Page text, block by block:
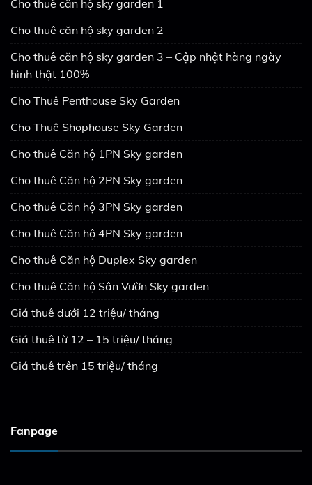
Cho thuê căn hộ sky garden 1
Cho thuê căn hộ sky garden 2
Cho thuê căn hộ sky garden 3 – Cập nhật hàng ngày
hình thật 100%
Cho Thuê Penthouse Sky Garden
Cho Thuê Shophouse Sky Garden
Cho thuê Căn hộ 1PN Sky garden
Cho thuê Căn hộ 2PN Sky garden
Cho thuê Căn hộ 3PN Sky garden
Cho thuê Căn hộ 4PN Sky garden
Cho thuê Căn hộ Duplex Sky garden
Cho thuê Căn hộ Sân Vườn Sky garden
Giá thuê dưới 12 triệu/ tháng
Giá thuê từ 12 – 15 triệu/ tháng
Giá thuê trên 15 triệu/ tháng
Fanpage